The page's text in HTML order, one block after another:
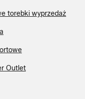
torebki wyprzedaż
Outlet